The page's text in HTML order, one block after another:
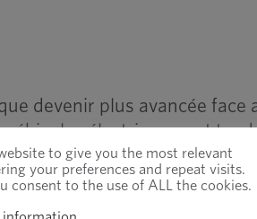
devenir plus avancée face
électriques ont
à essence ou diesel en
à chaque occasion est
du véhicule.
to give you the most relevant
your preferences and repeat visits.
consent to the use of ALL the cookies.